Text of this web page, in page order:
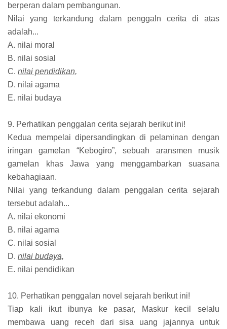
berperan dalam pembangunan.
Nilai yang terkandung dalam penggaln cerita di atas
adalah...
A. nilai moral
B. nilai sosial
C. nilai pendidikan,
D. nilai agama
E. nilai budaya
9. Perhatikan penggalan cerita sejarah berikut ini!
Kedua mempelai dipersandingkan di pelaminan dengan
iringan gamelan “Kebogiro”, sebuah aransmen musik
gamelan khas Jawa yang menggambarkan suasana
kebahagiaan.
Nilai yang terkandung dalam penggalan cerita sejarah
tersebut adalah...
A. nilai ekonomi
B. nilai agama
C. nilai sosial
D. nilai budaya,
E. nilai pendidikan
10. Perhatikan penggalan novel sejarah berikut ini!
Tiap kali ikut ibunya ke pasar, Maskur kecil selalu
membawa uang receh dari sisa uang jajannya untuk